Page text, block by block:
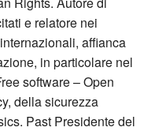
e relatore nei
affianca
in particolare nel
software – Open
della sicurezza
Past Presidente del